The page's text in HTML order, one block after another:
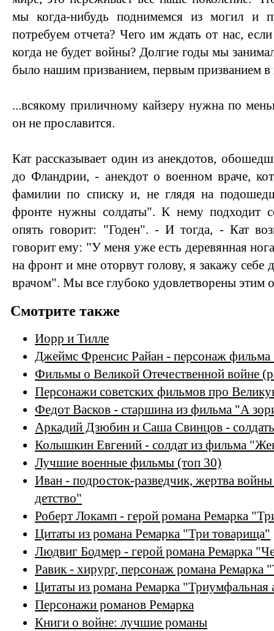
мы когда-нибудь поднимемся из могил и
потребуем отчета? Чего им ждать от нас,
когда не будет войны? Долгие годы мы
было нашим призванием, первым призванием
...всякому приличному кайзеру нужна по
он не прославится.
Кат рассказывает один из анекдотов,
до Фландрии, - анекдот о военном враче,
фамилии по списку и, не глядя на
фронте нужны солдаты". К нему подходит
опять говорит: "Годен". - И тогда, - Кат
говорит ему: "У меня уже есть деревянная
на фронт и мне оторвут голову, я закажу себе
врачом". Мы все глубоко удовлетворены этим
Смотрите также
Иорр и Тилле
Джеймс Френсис Райан - персонаж фильма
Фильмы о Великой Отечественной войне
Персонажи советских фильмов про
Федот Васков - старшина из фильма "А
Аркадий Дзюбин и Саша Свинцов -
Колышкин Евгений - солдат из фильма
Лучшие военные фильмы (топ 30)
Иван - подросток-разведчик, жертва
детство"
Роберт Локамп - герой романа Ремарка
Цитаты из романа Ремарка "Три товарища"
Людвиг Бодмер - герой романа Ремарка
Равик - хирург, персонаж романа Ремарка
Цитаты из романа Ремарка "Триумфальная
Персонажи романов Ремарка
Книги о войне: лучшие романы